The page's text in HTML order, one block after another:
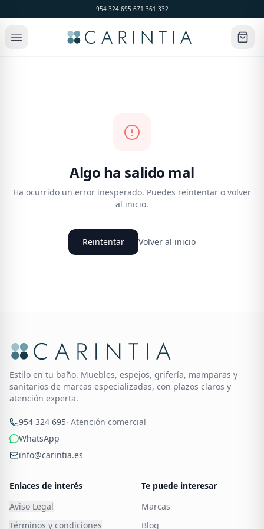
954 324 695·671 361 332
Algo ha salido mal
Ha ocurrido un error inesperado. Puedes reintentar o volver
al inicio.
Reintentar Volver al inicio
Estilo en tu baño. Muebles, espejos, grifería, mamparas y
sanitarios de marcas especializadas, con plazos claros y
atención experta.
954 324 695· Atención comercial
WhatsApp
info@carintia.es
Enlaces de interés
Aviso Legal
Términos y condiciones
Te puede interesar
Marcas
Blog